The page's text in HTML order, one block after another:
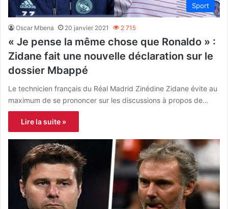
Sport
Oscar Mbena 20 janvier 2021 2 715
« Je pense la même chose que Ronaldo » :
Zidane fait une nouvelle déclaration sur le
dossier Mbappé
Le technicien français du Réal Madrid Zinédine Zidane évite au
maximum de se prononcer sur les discussions à propos de…
Lire la suite »